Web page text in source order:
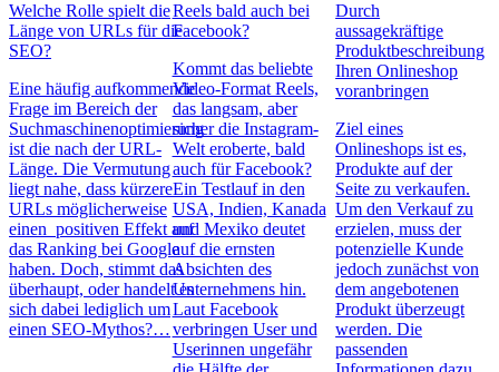
Welche Rolle spielt die
Länge von URLs für die
SEO?
Eine häufig aufkommende
Frage im Bereich der
Suchmaschinenoptimierung
ist die nach der URL-
Länge. Die Vermutung
liegt nahe, dass kürzere
URLs möglicherweise
einen positiven Effekt auf
das Ranking bei Google
haben. Doch, stimmt das
überhaupt, oder handelt es
sich dabei lediglich um
einen SEO-Mythos?…
Reels bald auch bei
Facebook?
Kommt das beliebte
Video-Format Reels,
das langsam, aber
sicher die Instagram-
Welt eroberte, bald
auch für Facebook?
Ein Testlauf in den
USA, Indien, Kanada
und Mexiko deutet
auf die ernsten
Absichten des
Unternehmens hin.
Laut Facebook
verbringen User und
Userinnen ungefähr
Durch
aussagekräftige
Produktbeschreibung
Ihren Onlineshop
voranbringen
Ziel eines
Onlineshops ist es,
Produkte auf der
Seite zu verkaufen.
Um den Verkauf zu
erzielen, muss der
potenzielle Kunde
jedoch zunächst von
dem angebotenen
Produkt überzeugt
werden. Die
passenden